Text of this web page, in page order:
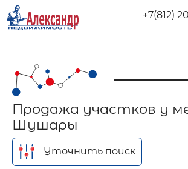
+7(812)
Продажа участков у
Шушары
Уточнить поиск